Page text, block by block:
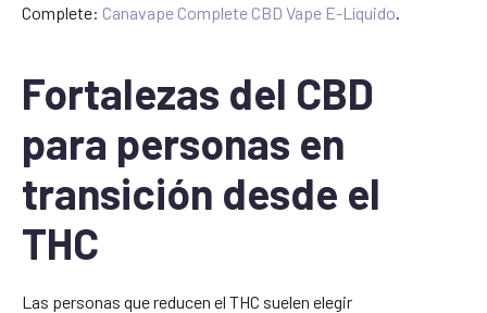
Complete: Canavape Complete CBD Vape E-Líquido.
Fortalezas del CBD
para personas en
transición desde el
THC
Las personas que reducen el THC suelen elegir